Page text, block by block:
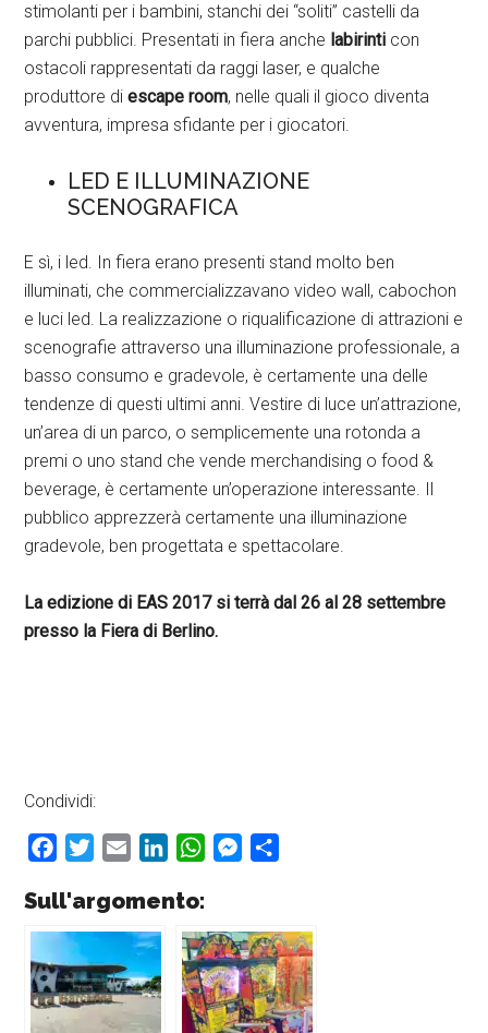
stimolanti per i bambini, stanchi dei “soliti” castelli da
parchi pubblici. Presentati in fiera anche labirinti con
ostacoli rappresentati da raggi laser, e qualche
produttore diescape room, nelle quali il gioco diventa
avventura, impresa sfidante per i giocatori.
LED E ILLUMINAZIONE
SCENOGRAFICA
E sì, i led. In fiera erano presenti stand molto ben
illuminati, che commercializzavano video wall, cabochon
e luci led. La realizzazione o riqualificazione di attrazioni e
scenografie attraverso una illuminazione professionale, a
basso consumo e gradevole, è certamente una delle
tendenze di questi ultimi anni. Vestire di luce un’attrazione,
un’area di un parco, o semplicemente una rotonda a
premi o uno stand che vende merchandising o food &
beverage, è certamente un’operazione interessante. Il
pubblico apprezzerà certamente una illuminazione
gradevole, ben progettata e spettacolare.
La edizione di EAS 2017 si terrà dal 26 al 28 settembre
presso la Fiera di Berlino.
Condividi:
FacebookTwitterEmail LinkedInWhatsAppMessenger
Sull'argomento: